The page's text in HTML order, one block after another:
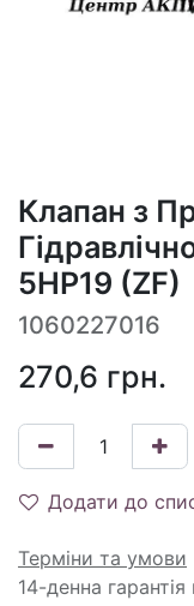
Клапан з
5HP19 (ZF)
1060227016
270,6 грн.
Додати до
Терміни та умови
14-денна